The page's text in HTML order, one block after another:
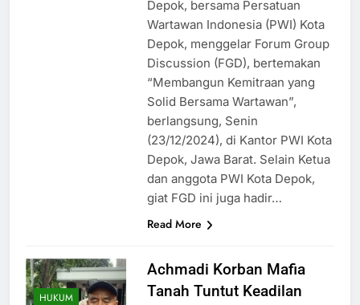
Depok, bersama Persatuan
Wartawan Indonesia (PWI) Kota
Depok, menggelar Forum Group
Discussion (FGD), bertemakan
“Membangun Kemitraan yang
Solid Bersama Wartawan”,
berlangsung, Senin
(23/12/2024), di Kantor PWI Kota
Depok, Jawa Barat. Selain Ketua
dan anggota PWI Kota Depok,
giat FGD ini juga hadir…
Read More
HUKUM
Achmadi Korban Mafia
Tanah Tuntut Keadilan